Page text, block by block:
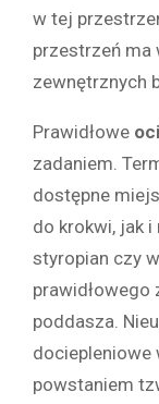
w tej
przestrzeń ma
zewnętrznych
Prawidłowe
zadaniem.
dostępne
do krokwi, jak i
styropian czy
prawidłowego
poddasza.
dociepleniowe
powstaniem